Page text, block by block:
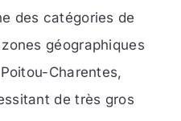
des catégories de
géographiques
Poitou-Charentes,
de très gros